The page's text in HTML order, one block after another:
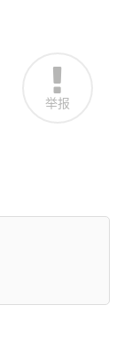
举报